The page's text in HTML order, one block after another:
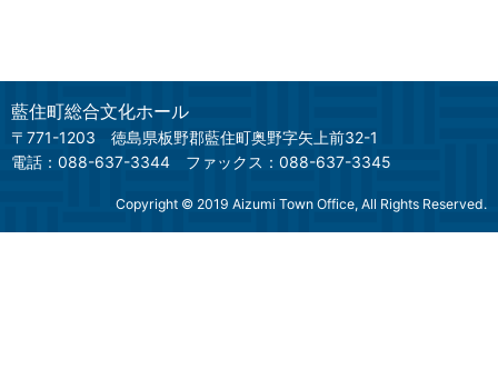
藍住町総合文化ホール
〒771-1203
徳島県板野郡藍住町奥野字矢上前32-1
電話：088-637-3344
ファックス：088-637-3345
Copyright © 2019 Aizumi Town Office, All Rights Reserved.